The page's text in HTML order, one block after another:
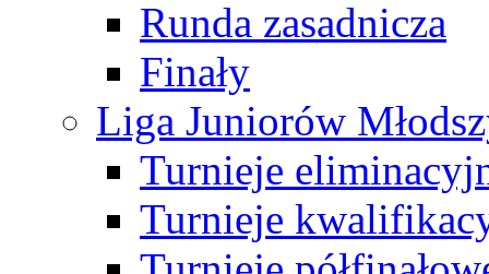
Runda zasadnicza
Finały
Liga Juniorów
Turnieje
Turnieje